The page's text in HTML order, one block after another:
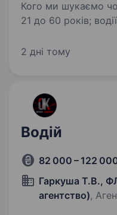
Кого ми шукаємо чоловіків та жінок віком від
21 до 60 років; водіїв із посвідченням категорії
кандидатів, які
2 дні тому
Водій
82 000 – 122
Гаркуша Т.В.,
агентство),